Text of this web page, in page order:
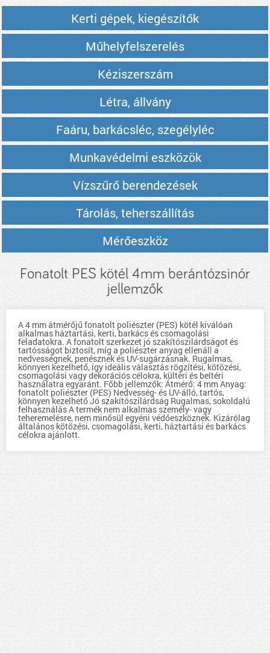
Kerti gépek, kiegészítők
Műhelyfelszerelés
Kéziszerszám
Létra, állvány
Faáru, barkácsléc, szegélyléc
Munkavédelmi eszközök
Vízszűrő berendezések
Tárolás, teherszállítás
Mérőeszköz
Fonatolt PES kötél 4mm berántózsinór
jellemzők
A 4 mm átmérőjű fonatolt poliészter (PES) kötél kiválóan
alkalmas háztartási, kerti, barkács és csomagolási
feladatokra. A fonatolt szerkezet jó szakítószilárdságot és
tartósságot biztosít, míg a poliészter anyag ellenáll a
nedvességnek, penésznek és UV-sugárzásnak. Rugalmas,
könnyen kezelhető, így ideális választás rögzítési, kötözési,
csomagolási vagy dekorációs célokra, kültéri és beltéri
használatra egyaránt. Főbb jellemzők: Átmérő: 4 mm Anyag:
fonatolt poliészter (PES) Nedvesség- és UV-álló, tartós,
könnyen kezelhető Jó szakítószilárdság Rugalmas, sokoldalú
felhasználás A termék nem alkalmas személy- vagy
teheremelésre, nem minősül egyéni védőeszköznek. Kizárólag
általános kötözési, csomagolási, kerti, háztartási és barkács
célokra ajánlott.